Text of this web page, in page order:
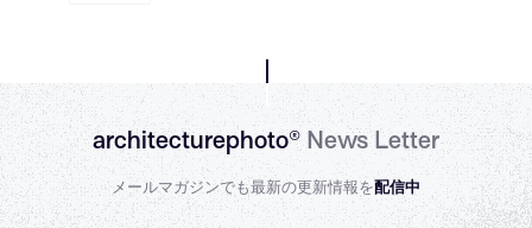
architecturephoto®News Letter
メールマガジンでも最新の更新情報を配信中